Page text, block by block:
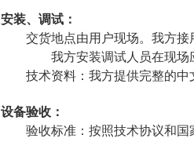
安装、调试：
交货地点由用户现场。我方接
我方安装调试人员在现场
技术资料：我方提供完整的中
设备验收：
验收标准：按照技术协议和国